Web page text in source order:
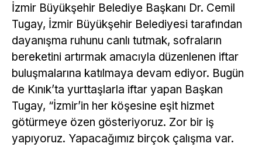
İzmir Büyükşehir Belediye Başkanı Dr. Cemil
Tugay, İzmir Büyükşehir Belediyesi tarafından
dayanışma ruhunu canlı tutmak, sofraların
bereketini artırmak amacıyla düzenlenen iftar
buluşmalarına katılmaya devam ediyor. Bugün
de Kınık’ta yurttaşlarla iftar yapan Başkan
Tugay, “İzmir’in her köşesine eşit hizmet
götürmeye özen gösteriyoruz. Zor bir iş
yapıyoruz. Yapacağımız birçok çalışma var.